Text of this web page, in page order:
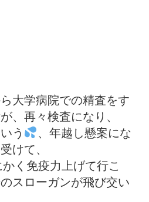
大学病院での精査をす
、再々検査になり、
う
、年越し懸案にな
けて、
く免疫力上げて行こ
スローガンが飛び交い